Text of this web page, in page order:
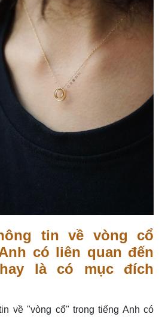
tin về vòng cổ
có liên quan đến
là có mục đích
về "vòng cổ" trong tiếng Anh có